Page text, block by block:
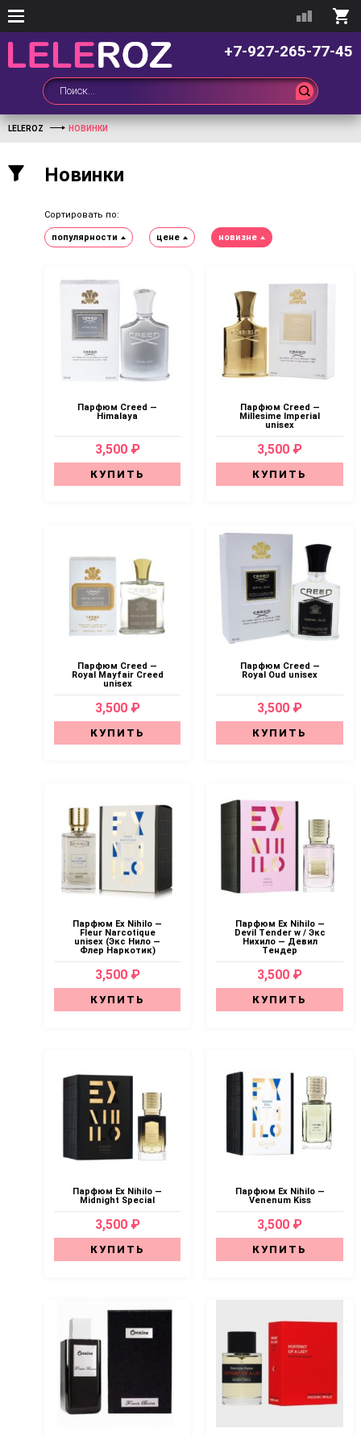
+7-927-265-77-45
LELEROZ НОВИНКИ
Новинки
Сортировать по:
популярности цене новизне
Парфюм Creed —
Himalaya
3,500 ₽
КУПИТЬ
Парфюм Creed —
Millesime Imperial
unisex
3,500 ₽
КУПИТЬ
Парфюм Creed —
Royal Mayfair Creed
unisex
3,500 ₽
КУПИТЬ
Парфюм Creed —
Royal Oud unisex
3,500 ₽
КУПИТЬ
Парфюм Ex Nihilo —
Fleur Narcotique
unisex (Экс Нило —
Флер Наркотик)
3,500 ₽
КУПИТЬ
Парфюм Ex Nihilo —
Devil Tender w / Экс
Нихило — Девил
Тендер
3,500 ₽
КУПИТЬ
Парфюм Ex Nihilo —
Midnight Special
3,500 ₽
КУПИТЬ
Парфюм Ex Nihilo —
Venenum Kiss
3,500 ₽
КУПИТЬ